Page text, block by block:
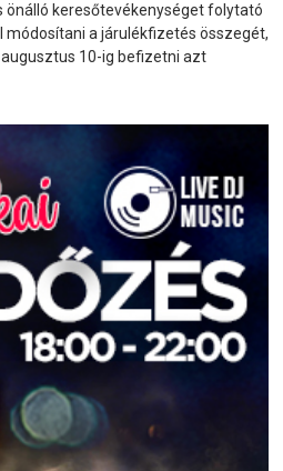
önálló keresőtevékenységet folytató
módosítani a járulékfizetés összegét,
10-ig befizetni azt